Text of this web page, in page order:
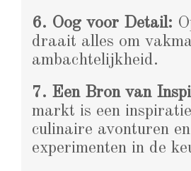
6. Oog voor Detail:
draait alles om
ambachtelijkheid.
7. Een Bron van
markt is een
culinaire avonturen
experimenten in de